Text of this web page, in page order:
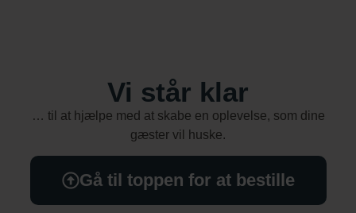
Vi står klar
… til at hjælpe med at skabe en oplevelse, som dine
gæster vil huske.
Gå til toppen for at bestille